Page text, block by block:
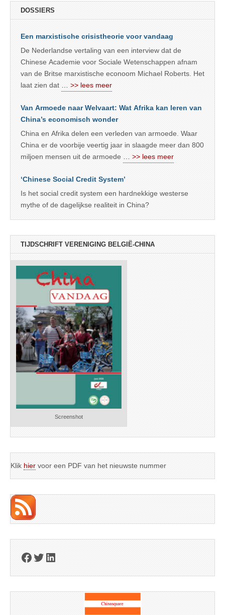
DOSSIERS
Een marxistische crisistheorie voor vandaag
De Nederlandse vertaling van een interview dat de
Chinese Academie voor Sociale Wetenschappen afnam
van de Britse marxistische econoom Michael Roberts. Het
laat zien dat
… >> lees meer
Van Armoede naar Welvaart: Wat Afrika kan leren van
China’s economisch wonder
China en Afrika delen een verleden van armoede. Waar
China er de voorbije veertig jaar in slaagde meer dan 800
miljoen mensen uit de armoede
… >> lees meer
‘Chinese Social Credit System’
Is het social credit system een hardnekkige westerse
mythe of de dagelijkse realiteit in China?
TIJDSCHRIFT VERENIGING BELGIË-CHINA
Screenshot
Klik hier voor een PDF van het nieuwste nummer
Facebook
Twitter
LinkedIn